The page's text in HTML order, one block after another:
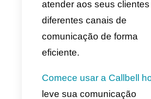
WhatsApp. Além
funcionalidades
especializadas
WhatsApp Ads, a